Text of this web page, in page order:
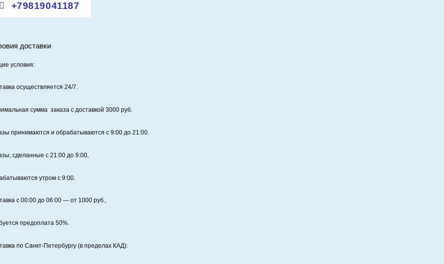
+79819041187
доставки
условия:
осуществляется 24/7.
сумма заказа с доставкой 3000 руб.
принимаются и обрабатываются с 9:00 до 21:00.
сделанные с 21:00 до 9:00,
утром с 9:00.
с 00:00 до 06:00 — от 1000руб.,
предоплата 50%.
по Санкт‑Петербургу (в пределах КАД):